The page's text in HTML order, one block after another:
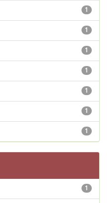
1
1
1
1
1
1
1
1